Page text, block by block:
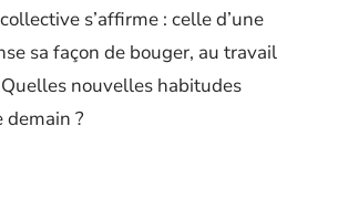
s’affirme : celle d’une
sa façon de bouger, au travail
nouvelles habitudes
demain ?